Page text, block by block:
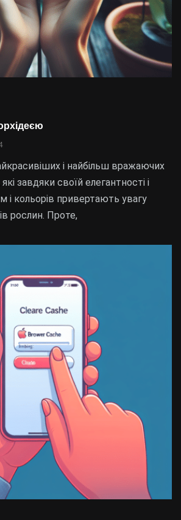
і найбільш вражаючих
завдяки своїй елегантності і
і кольорів привертають увагу
рослин. Проте,